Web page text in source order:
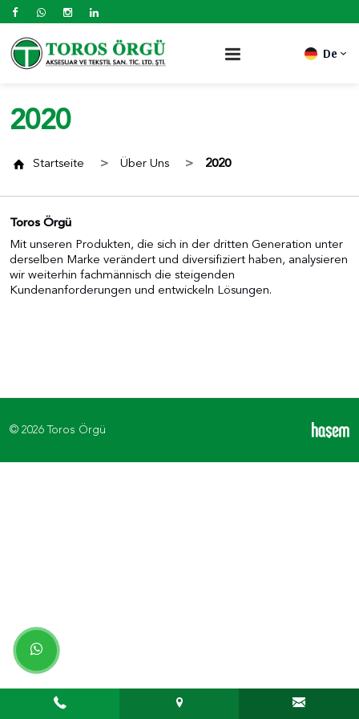
De
2020
Startseite Über Uns 2020
Toros Örgü
Mit unseren Produkten, die sich in der dritten Generation unter
derselben Marke verändert und diversifiziert haben, analysieren
wir weiterhin fachmännisch die steigenden
Kundenanforderungen und entwickeln Lösungen.
© 2026 Toros Örgü